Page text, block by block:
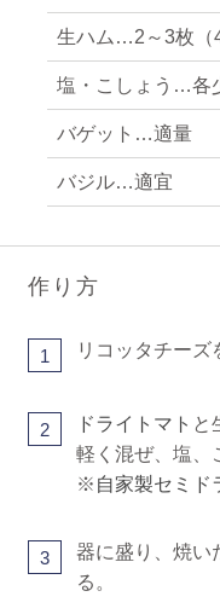
生ハム…2～3枚（
塩・こしょう…各
バゲット…適量
バジル…適宜
作り方
1 リコッタチーズ
2 ドライトマト と
軽く混ぜ、塩、
※ 自家製セミド
3
器に盛り、焼い
る。